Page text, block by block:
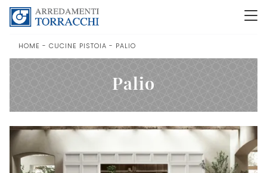
HOME - CUCINE PISTOIA - PALIO
Palio